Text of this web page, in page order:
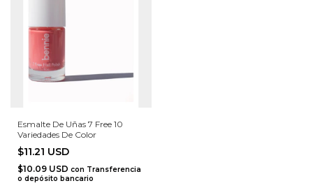
Esmalte De Uñas 7 Free 10
Variedades De Color
$11.21 USD
$10.09 USD con Transferencia
o depósito bancario